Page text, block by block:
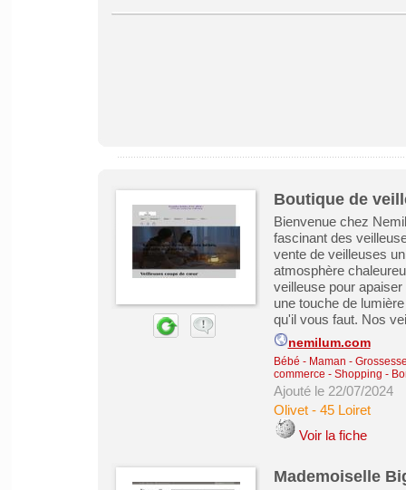
Boutique de
Bienvenue chez
fascinant des
vente de veilleuses
atmosphère
veilleuse pour
une touche de
qu'il vous faut. Nos
nemilum.com
Bébé - Maman -
commerce - Shopping -
Ajouté le 22/07/2024
Olivet- 45 Loiret
Voir la fiche
Mademoiselle